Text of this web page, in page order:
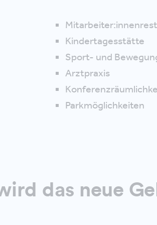
Kindertagesstätte
Sport- und
Arztpraxis
Parkmöglichkeiten
das neue